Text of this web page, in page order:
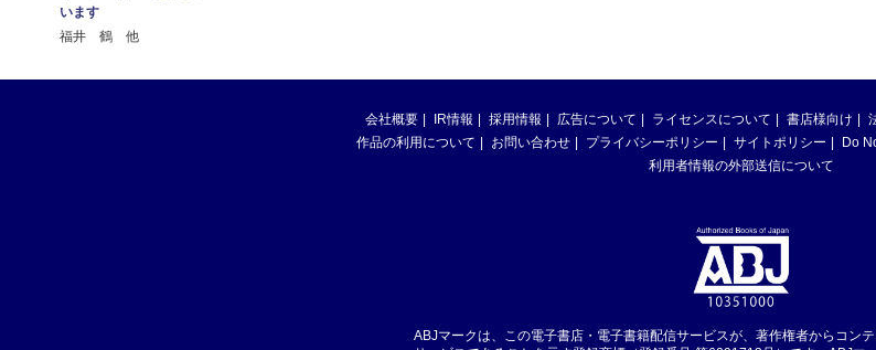
います
福井 鶴 他
会社概要 IR情報 採用情報 広告について ライセンスについて 書店様向け
作品の利用について
お問い合わせ プライバシーポリシー サイトポリシー
Do
利用者情報の外部送信について
ABJマークは、この電子書店・電子書籍配信サービスが、著作権者からコン